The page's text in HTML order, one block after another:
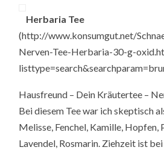
Herbaria Tee
(http://www.konsumgut.net/
Nerven-Tee-Herbaria-30-g-
Hausfreund – Dein Kräutertee –
Bei diesem Tee war ich skeptisch
Melisse, Fenchel, Kamille, Hopfen,
Lavendel, Rosmarin. Ziehzeit ist